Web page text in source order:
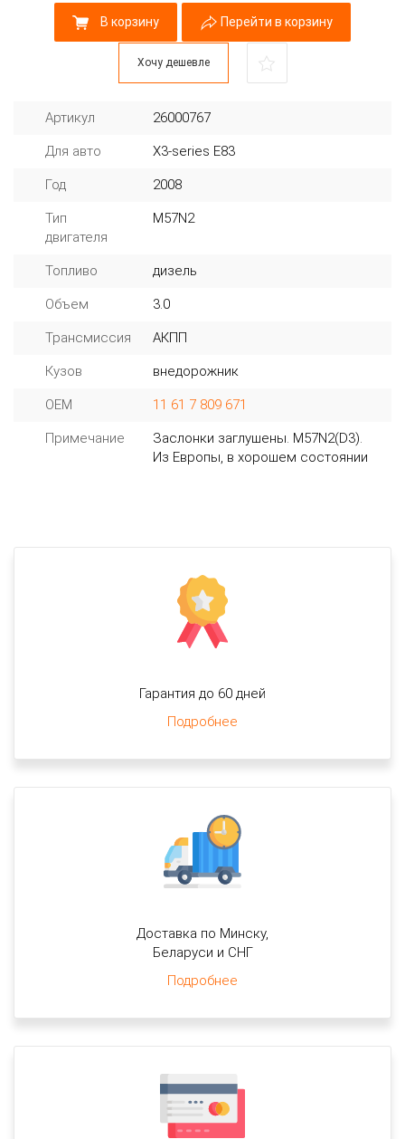
В корзину Перейти в корзину
Хочу дешевле
Артикул 26000767
Для авто X3-series E83
Год 2008
Тип
двигателя
M57N2
Топливо дизель
Объем 3.0
Трансмиссия АКПП
Кузов внедорожник
OEM 11 61 7 809 671
Примечание
Заслонки заглушены. M57N2(D3).
Из Европы, в хорошем состоянии
Гарантия до 60 дней
Подробнее
Доставка по Минску,
Беларуси и СНГ
Подробнее